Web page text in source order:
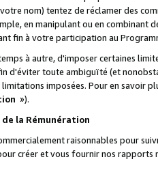
nom) tentez de réclamer des
en manipulant ou en combinant
fin à votre participation au
à autre, d'imposer certaines
d'éviter toute ambiguïté (et
imposées. Pour en savoir
»).
la Rémunération
raisonnables pour
créer et vous fournir nos